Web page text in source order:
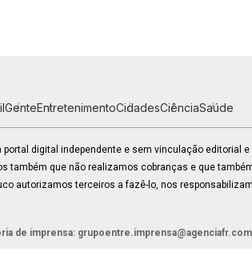
GenteEntretenimentoCidadesCiênciaSaúde
portal digital independente e sem vinculação editorial e
também que não realizamos cobranças e que
autorizamos terceiros a fazê-lo, nos
de imprensa: